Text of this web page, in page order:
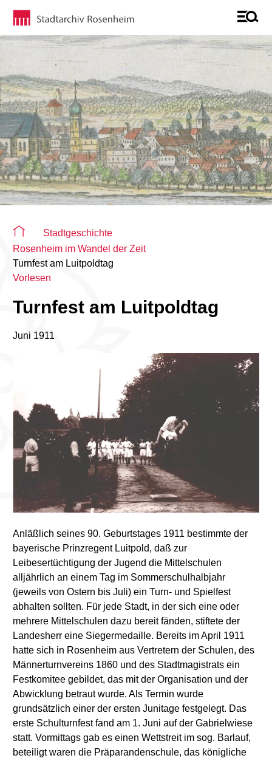
Sie befinden sich auf der Seite "Detailseite"
Stadtgeschichte
Rosenheim im Wandel der Zeit
Turnfest am Luitpoldtag
Vorlesen
Turnfest am Luitpoldtag
Juni 1911
Anläßlich seines 90. Geburtstages 1911 bestimmte der
bayerische Prinzregent Luitpold, daß zur
Leibesertüchtigung der Jugend die Mittelschulen
alljährlich an einem Tag im Sommerschulhalbjahr
(jeweils von Ostern bis Juli) ein Turn- und Spielfest
abhalten sollten. Für jede Stadt, in der sich eine oder
mehrere Mittelschulen dazu bereit fänden, stiftete der
Landesherr eine Siegermedaille. Bereits im April 1911
hatte sich in Rosenheim aus Vertretern der Schulen, des
Männerturnvereins 1860 und des Stadtmagistrats ein
Festkomitee gebildet, das mit der Organisation und der
Abwicklung betraut wurde. Als Termin wurde
grundsätzlich einer der ersten Junitage festgelegt. Das
erste Schulturnfest fand am 1. Juni auf der Gabrielwiese
statt. Vormittags gab es einen Wettstreit im sog. Barlauf,
beteiligt waren die Präparandenschule, das königliche